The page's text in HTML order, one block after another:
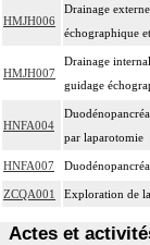
HMJH006
Drainage
échographique
HMJH007
Drainage
guidage
HNFA004
par laparotomie
HNFA007
ZCQA001 Exploration de
Actes et